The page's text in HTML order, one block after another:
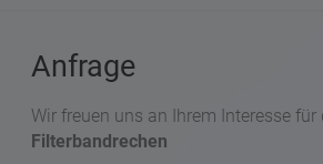
Anfrage
Wir freuen uns an Ihrem Interesse für
Filterbandrechen